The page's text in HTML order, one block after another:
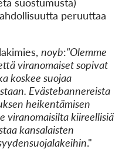
peruuttaa
noyb:"Olemme
viranomaiset sopivat
koskee suojaa
Evästebannereista
heikentämisen
viranomaisilta kiireellisiä
kansalaisten
."